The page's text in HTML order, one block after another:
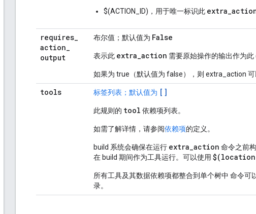
$(ACTION_ID)，用于唯一标识此
requires_
action_
output
布尔值；默认值为 False
表示此 extra_action 需要原始操作的输出作为此
如果为 true（默认值为 false），则 extra_action
tools 标签列表；默认值为 []
此规则的 tool 依赖项列表。
如需了解详情，请参阅依赖项的定义。
build 系统会确保在运行 extra_action 命令之前
在 build 期间作为工具运行。可以使用
所有工具及其数据依赖项都整合到单个树中 命令
录。